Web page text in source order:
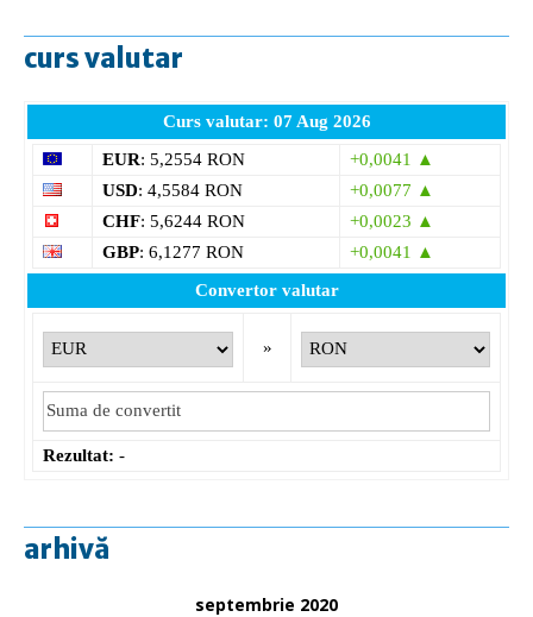
curs valutar
Curs valutar: 07 Aug 2026
EUR: 5,2554 RON
+0,0041 ▲
USD: 4,5584 RON
+0,0077 ▲
CHF: 5,6244 RON
+0,0023 ▲
GBP: 6,1277 RON
+0,0041 ▲
Convertor valutar
»
Rezultat: -
arhivă
septembrie 2020